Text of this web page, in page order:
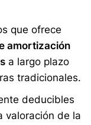
que ofrece
amortización
a largo plazo
tradicionales.
deducibles
valoración de la